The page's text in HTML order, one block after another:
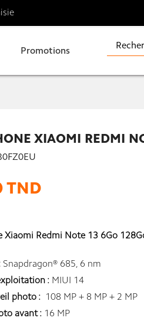
Promotions
XIAOMI REDMI
TND
Xiaomi Redmi Note 13 6Go
Snapdragon® 685, 6 nm
: MIUI 14
photo : 108 MP + 8 MP + 2 MP
avant : 16 MP